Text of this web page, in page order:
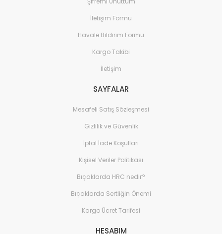
İletişim Formu
Havale Bildirim Formu
Kargo Takibi
İletişim
SAYFALAR
Mesafeli Satış Sözleşmesi
Gizlilik ve Güvenlik
İptal İade Koşullari
Kişisel Veriler Politikası
Bıçaklarda HRC nedir?
Bıçaklarda Sertliğin Önemi
Kargo Ücret Tarifesi
HESABIM